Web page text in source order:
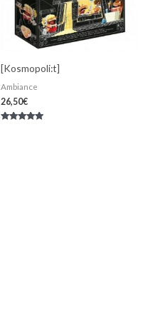
[Kosmopoli:t]
Ambiance
26,50€